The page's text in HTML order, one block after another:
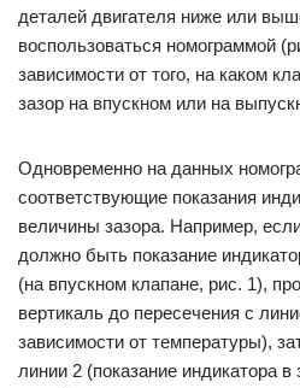
деталей двигателя ниже или
воспользоваться номограммой
зависимости от того, на каком
зазор на впускном или на
Одновременно на данных
соответствующие показания
величины зазора. Например,
должно быть показание
(на впускном клапане, рис. 1),
вертикаль до пересечения с
зависимости от температуры),
линии 2 (показание индикатора в